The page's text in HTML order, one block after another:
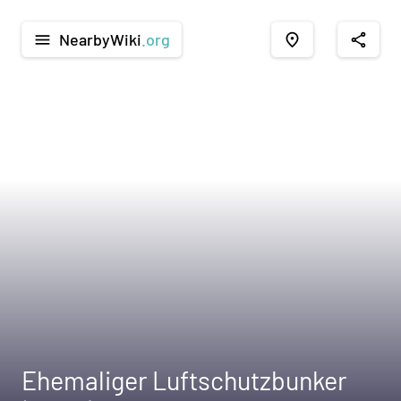
menu NearbyWiki .org place share
Ehemaliger Luftschutzbunker